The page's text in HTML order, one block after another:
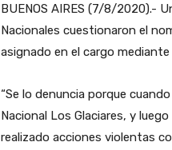
BUENOS AIRES (7/8/2020).-
Nacionales cuestionaron el
asignado en el cargo
“Se lo denuncia porque
Nacional Los Glaciares, y
realizado acciones violentas